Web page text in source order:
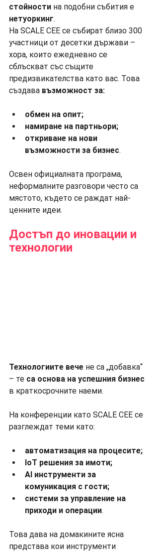
стойности на подобни събития е
нетуоркинг.
На SCALE CEE се събират близо 300
участници от десетки държави –
хора, които ежедневно се
сблъскват със същите
предизвикателства като вас. Това
създава възможност за:
обмен на опит;
намиране на партньори;
откриване на нови
възможности за бизнес.
Освен официалната програма,
неформалните разговори често са
мястото, където се раждат най-
ценните идеи.
Достъп до иновации и
технологии
Технологиите вече не са „добавка“
– те са основа на успешния бизнес
в краткосрочните наеми.
На конференции като SCALE CEE се
разглеждат теми като:
автоматизация на процесите;
IoT решения за имоти;
AI инструменти за
комуникация с гости;
системи за управление на
приходи и операции.
Това дава на домакините ясна
представа кои инструменти